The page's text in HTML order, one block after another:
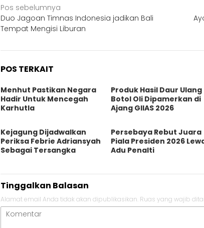
Navigasi
pos
Pos sebelumnya
Duo Jagoan Timnas Indonesia jadikan Bali
Tempat Mengisi Liburan
POS TERKAIT
Menhut Pastikan Negara
Hadir Untuk Mencegah
Karhutla
Produk Hasil Daur Ulang
Botol Oli Dipamerkan di
Ajang GIIAS 2026
Kejagung Dijadwalkan
Periksa Febrie Adriansyah
Sebagai Tersangka
Persebaya Rebut Juara
Piala Presiden 2026
Adu Penalti
Tinggalkan Balasan
Alamat email Anda tidak akan dipublikasikan. Ruas yang wajib